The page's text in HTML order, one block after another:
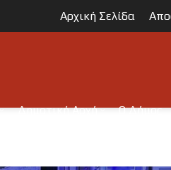
Αρχική Σελίδα
Δημοτική Αρχή Ο Δήμος